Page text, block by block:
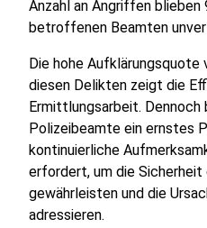
Anzahl an Angriffen
betroffenen Beamten
Die hohe Aufklärungsquote
diesen Delikten zeigt die
Ermittlungsarbeit.
Polizeibeamte ein ernstes
kontinuierliche
erfordert, um die Sicherheit
gewährleisten und die
adressieren.